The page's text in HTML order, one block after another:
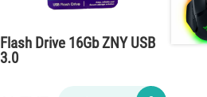
Flash Drive 16Gb ZNY USB
3.0